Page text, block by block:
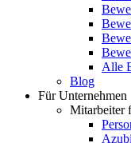
Alle
Blog
Für Unternehmen
Mitarbeiter